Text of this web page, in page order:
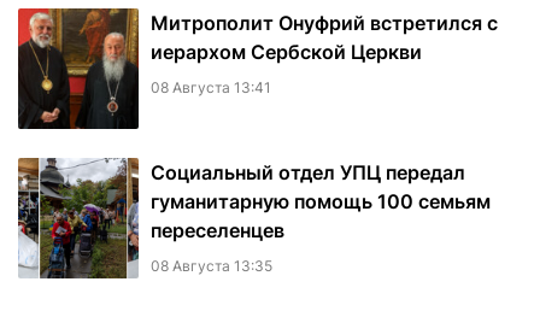
Митрополит Онуфрий встретился с
иерархом Сербской Церкви
08 Августа 13:41
Социальный отдел УПЦ передал
гуманитарную помощь 100 семьям
переселенцев
08 Августа 13:35